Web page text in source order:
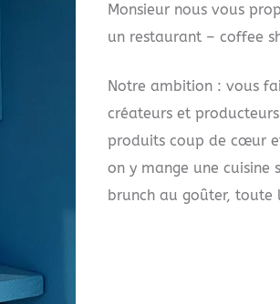
Monsieur nous vous
un restaurant – coffee
Notre ambition : vous
créateurs et
produits coup de cœur
on y mange une
brunch au goûter,